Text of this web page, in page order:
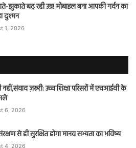
झुकाते बढ़ रही उम्र! मोबाइल बना आपकी गर्दन का
दुश्मन
1, 2026
ज़रूरी: उच्च शिक्षा परिसरों में एचआईवी के
6, 2026
से ही सुरक्षित होगा मानव सभ्यता का भविष्य
4, 2026